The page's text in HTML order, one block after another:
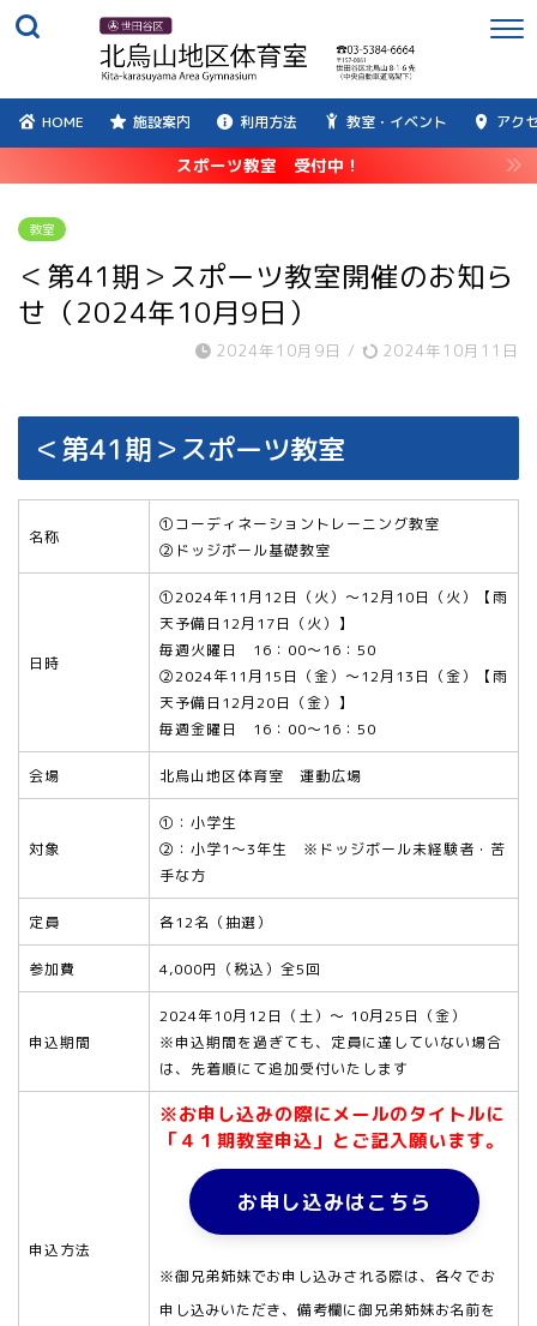
HOME 施設案内 利用方法 教室・イベント アク
スポーツ教室 受付中！
教室
＜第41期＞スポーツ教室開催のお知ら
せ（2024年10月9日）
2024年10月9日 / 2024年10月11日
＜第41期＞スポーツ教室
名称
①コーディネーショントレーニング教室
②ドッジボール基礎教室
日時
①2024年11月12日（火）～12月10日（火）【雨
天予備日12月17日（火）】
毎週火曜日 16：00～16：50
②2024年11月15日（金）～12月13日（金）
【雨
天予備日12月20日（金）】
毎週金曜日 16：00～16：50
会場 北烏山地区体育室 運動広場
対象
①：小学生
② ：小学1～3年生 ※ドッジボール未経験者・苦
手な方
定員 各12名（抽選）
参加費 4,000円（税込）全5回
申込期間
2024年10月12日（土）～ 10月25日（金）
※申込期間を過ぎても、定員に達していない場合
は、先着順にて追加受付いたします
申込方法
※お申し込みの際にメールのタイトルに
「４１期教室申込」とご記入願います。
お申し込みはこちら
※御兄弟姉妹でお申し込みされる際は、各々でお
申し込みいただき、備考欄に御兄弟姉妹お名前を